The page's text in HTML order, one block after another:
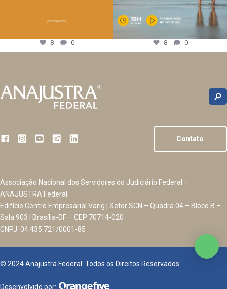
8 0 8 0
Contato
Associação Nacional dos Servidores do Judiciário Federal –
ANAJUSTRA Federal
Edifício Centro Empresarial Varig | Setor SCN – Quadra 04 – Bloco B –
Sala 903 | Brasília-DF – CEP 70714-020
CNPJ: 04.435.721/0001-85
© 2024 Anajustra Federal. Todos os Direitos Reservados.
Desenvolvido por: